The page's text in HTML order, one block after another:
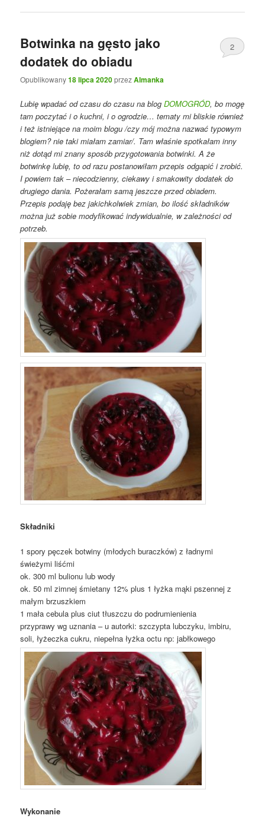
Botwinka na gęsto jako
dodatek do obiadu
Opublikowany18 lipca 2020przezAlmanka
2
Lubię wpadać od czasu do czasu na blogDOMOGRÓD, bo mogę
tam poczytać i o kuchni, i o ogrodzie… tematy mi bliskie również
i też istniejące na moim blogu /czy mój można nazwać typowym
blogiem? nie taki miałam zamiar/. Tam właśnie spotkałam inny
niż dotąd mi znany sposób przygotowania botwinki. A że
botwinkę lubię, to od razu postanowiłam przepis odgapić i zrobić.
I powiem tak – niecodzienny, ciekawy i smakowity dodatek do
drugiego dania. Pożerałam samą jeszcze przed obiadem.
Przepis podaję bez jakichkolwiek zmian, bo ilość składników
można już sobie modyfikować indywidualnie, w zależności od
potrzeb.
Składniki
1 spory pęczek botwiny (młodych buraczków) z ładnymi
świeżymi liśćmi
ok. 300 ml bulionu lub wody
ok. 50 ml zimnej śmietany 12% plus 1 łyżka mąki pszennej z
małym brzuszkiem
1 mała cebula plus ciut tłuszczu do podrumienienia
przyprawy wg uznania – u autorki: szczypta lubczyku, imbiru,
soli, łyżeczka cukru, niepełna łyżka octu np: jabłkowego
Wykonanie